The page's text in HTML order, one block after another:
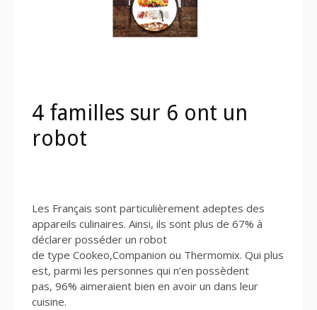
4 familles sur 6 ont un
robot
Les Français sont particulièrement adeptes des
appareils culinaires. Ainsi, ils sont plus de 67% à
déclarer posséder un robot
de type Cookeo,Companion ou Thermomix. Qui plus
est, parmi les personnes qui n’en possèdent
pas, 96% aimeraient bien en avoir un dans leur
cuisine.